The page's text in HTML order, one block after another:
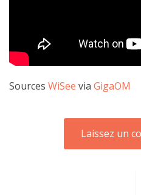
Sources WiSee via GigaOM